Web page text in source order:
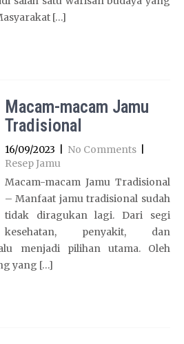
[…]
Macam-macam Jamu
Tradisional
16/09/2023 No Comments
Resep Jamu
Macam-macam Jamu Tradisional
– ​Manfaat jamu tradisional sudah
tidak diragukan lagi. Dari segi
kesehatan, penyakit, dan
menjadi pilihan utama. Oleh
yang […]